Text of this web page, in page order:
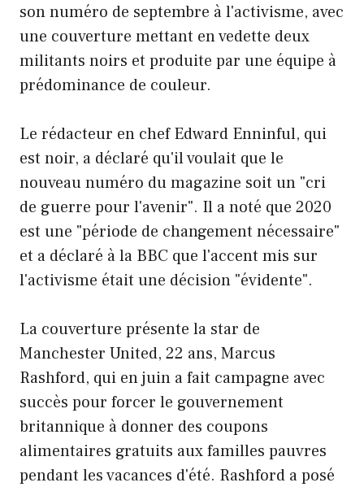
son numéro de septembre à l'activisme, avec
une couverture mettant en vedette deux
militants noirs et produite par une équipe à
prédominance de couleur.
Le rédacteur en chef Edward Enninful, qui
est noir, a déclaré qu'il voulait que le
nouveau numéro du magazine soit un "cri
de guerre pour l'avenir". Il a noté que 2020
est une "période de changement nécessaire"
et a déclaré à la BBC que l'accent mis sur
l'activisme était une décision "évidente".
La couverture présente la star de
Manchester United, 22 ans, Marcus
Rashford, qui en juin a fait campagne avec
succès pour forcer le gouvernement
britannique à donner des coupons
alimentaires gratuits aux familles pauvres
pendant les vacances d'été. Rashford a posé